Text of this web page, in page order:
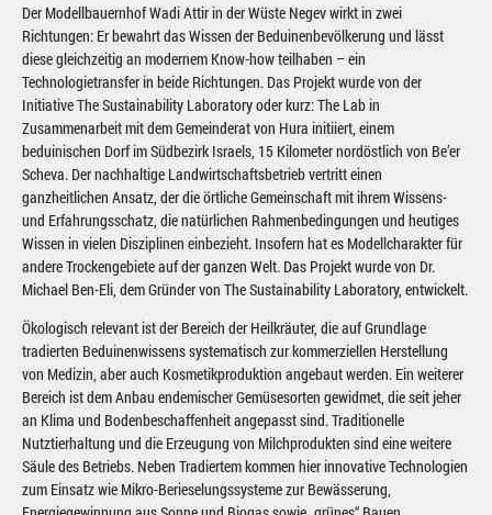
Der Modellbauernhof Wadi Attir in der Wüste Negev wirkt in zwei
Richtungen: Er bewahrt das Wissen der Beduinenbevölkerung und lässt
diese gleichzeitig an modernem Know-how teilhaben – ein
Technologietransfer in beide Richtungen. Das Projekt wurde von der
Initiative The Sustainability Laboratory oder kurz: The Lab in
Zusammenarbeit mit dem Gemeinderat von Hura initiiert, einem
beduinischen Dorf im Südbezirk Israels, 15 Kilometer nordöstlich von Be’er
Scheva. Der nachhaltige Landwirtschaftsbetrieb vertritt einen
ganzheitlichen Ansatz, der die örtliche Gemeinschaft mit ihrem Wissens-
und Erfahrungsschatz, die natürlichen Rahmenbedingungen und heutiges
Wissen in vielen Disziplinen einbezieht. Insofern hat es Modellcharakter für
andere Trockengebiete auf der ganzen Welt. Das Projekt wurde von Dr.
Michael Ben-Eli, dem Gründer von The Sustainability Laboratory, entwickelt.
Ökologisch relevant ist der Bereich der Heilkräuter, die auf Grundlage
tradierten Beduinenwissens systematisch zur kommerziellen Herstellung
von Medizin, aber auch Kosmetikproduktion angebaut werden. Ein weiterer
Bereich ist dem Anbau endemischer Gemüsesorten gewidmet, die seit jeher
an Klima und Bodenbeschaffenheit angepasst sind. Traditionelle
Nutztierhaltung und die Erzeugung von Milchprodukten sind eine weitere
Säule des Betriebs. Neben Tradiertem kommen hier innovative Technologien
zum Einsatz wie Mikro-Berieselungssysteme zur Bewässerung,